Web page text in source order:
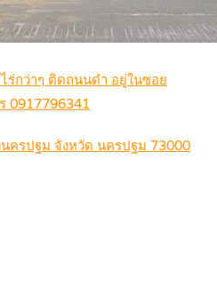
ร่กว่าๆ ติดถนนดำ อยู่ในซอย
0917796341
ครปฐม จังหวัด นครปฐม 73000